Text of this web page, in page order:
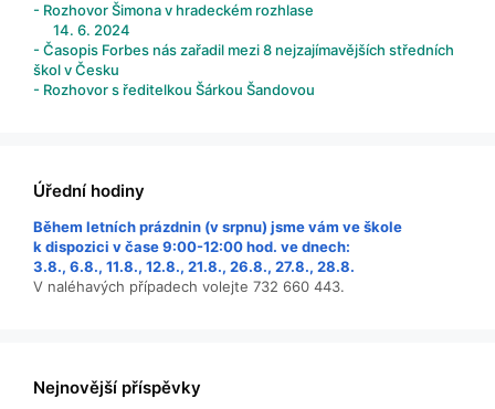
- Rozhovor Šimona v hradeckém rozhlase
14. 6. 2024
- Časopis Forbes nás zařadil mezi 8 nejzajímavějších středních
škol v Česku
- Rozhovor s ředitelkou Šárkou Šandovou
Úřední hodiny
Během letních prázdnin (v srpnu) jsme vám ve škole
k dispozici v čase 9:00-12:00 hod. ve dnech:
3.8., 6.8., 11.8., 12.8., 21.8., 26.8., 27.8., 28.8.
V naléhavých případech volejte 732 660 443.
Nejnovější příspěvky